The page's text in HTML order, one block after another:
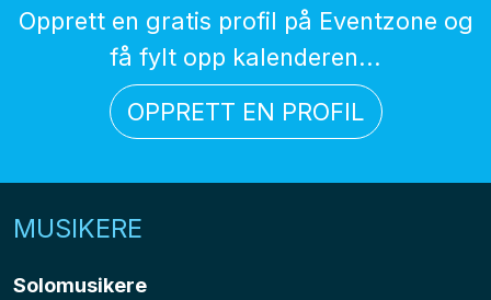
Opprett en gratis profil på Eventzone og
få fylt opp kalenderen...
OPPRETT EN PROFIL
MUSIKERE
Solomusikere